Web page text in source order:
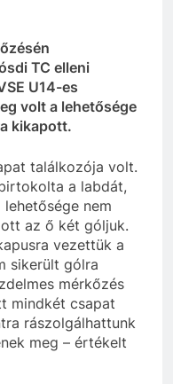
TC elleni
U14-es
volt a lehetősége
kikapott.
találkozója volt.
a labdát,
nem
az ő két góljuk.
vezettük a
sikerült gólra
mérkőzés
mindkét csapat
rászolgálhattunk
meg – értékelt